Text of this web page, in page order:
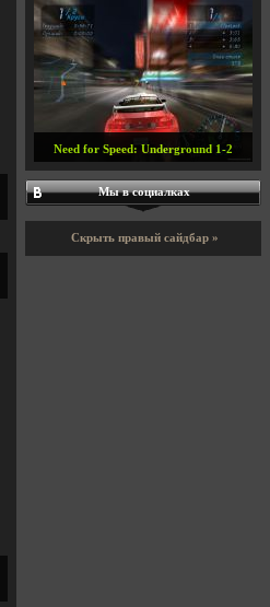
Need for Speed: Underground 1-2
Мы в социалках
Скрыть правый сайдбар »